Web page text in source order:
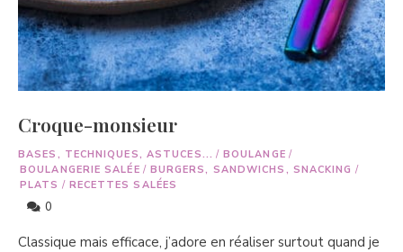
Croque-monsieur
BASES, TECHNIQUES, ASTUCES... / BOULANGE /
BOULANGERIE SALÉE / BURGERS, SANDWICHS, SNACKING /
PLATS / RECETTES SALÉES
0
Classique mais efficace, j’adore en réaliser surtout quand je